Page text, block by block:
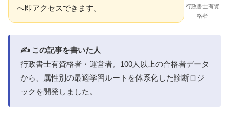
行政書士有資
格者
へ即アクセスできます。
✍️ この記事を書いた人
行政書士有資格者・運営者。100人以上の合格者データ
から、属性別の最適学習ルートを体系化した診断ロジ
ックを開発しました。